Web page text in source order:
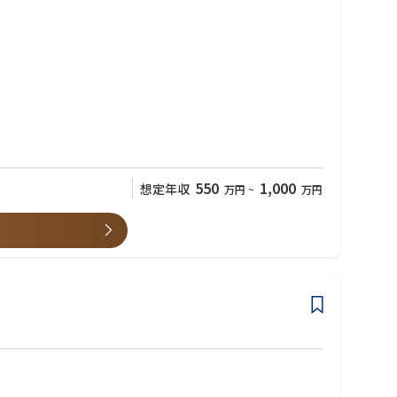
ます。近年、インターネットは社会の重要なインフラとなって
用頂いています。最新の ネットワーク・IP技術に触れることが
想定年収 550 万円 ~ 1,000 万円